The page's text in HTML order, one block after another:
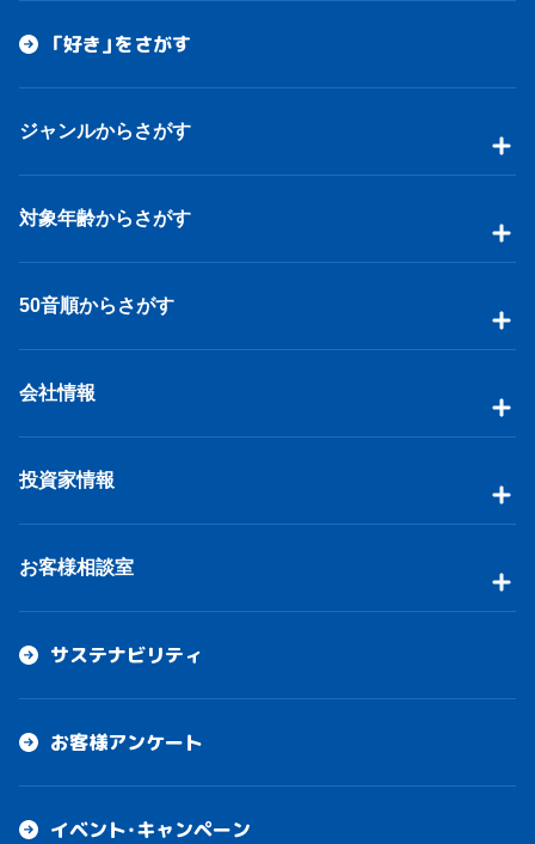
「好き」をさがす
ジャンルからさがす
対象年齢からさがす
50音順からさがす
会社情報
投資家情報
お客様相談室
サステナビリティ
お客様アンケート
イベント・キャンペーン